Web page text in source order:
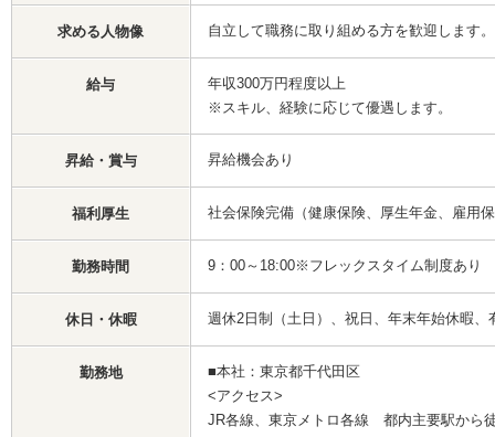
求める人物像 自立して職務に取り組める方を歓迎します。
給与
年収300万円程度以上
※スキル、経験に応じて優遇します。
昇給・賞与 昇給機会あり
福利厚生 社会保険完備（健康保険、厚生年金、雇用
勤務時間 9：00～18:00※フレックスタイム制度あり
休日・休暇 週休2日制（土日）、祝日、年末年始休暇
勤務地
■本社：東京都千代田区
<アクセス>
JR各線、東京メトロ各線 都内主要駅から